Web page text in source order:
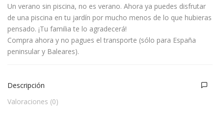
Un verano sin piscina, no es verano. Ahora ya puedes disfrutar
de una piscina en tu jardín por mucho menos de lo que hubieras
pensado. ¡Tu familia te lo agradecerá!
Compra ahora y no pagues el transporte (sólo para España
peninsular y Baleares).
Descripción
Valoraciones (0)